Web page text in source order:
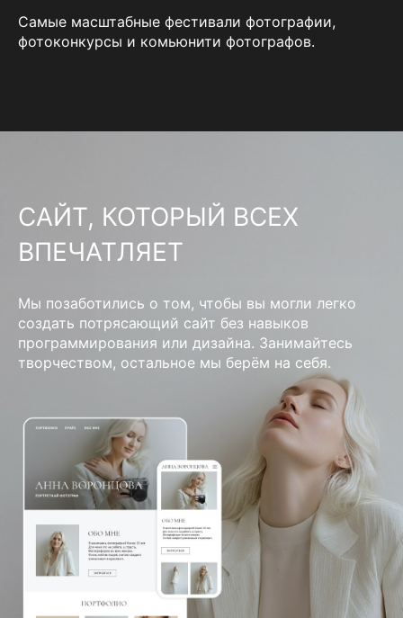
Самые масштабные фестивали фотографии,
фотоконкурсы и комьюнити фотографов.
САЙТ, КОТОРЫЙ ВСЕХ
ВПЕЧАТЛЯЕТ
Мы позаботились о том, чтобы вы могли легко
создать потрясающий сайт без навыков
программирования или дизайна. Занимайтесь
творчеством, остальное мы берём на себя.